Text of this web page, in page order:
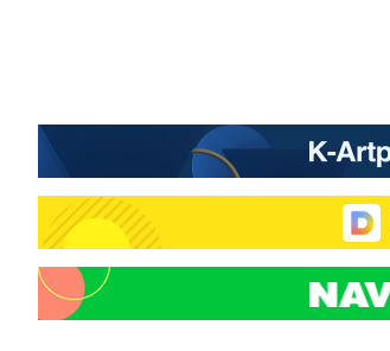
2시간 전 >강릉에 시간당 81.4㎜ 물폭탄…도로 잠
3시간 전 >
백운산서 80년근 천종산삼 9뿌리 발견
4시간 전 >남자 농구, 나고야 아시안게임서 '홈팀'
4시간 전 >여수 오동도 해상서 모터보트 전복…1
5시간 전 >
극한폭염 한풀 꺾이지만…'낮 최고 35
날씨]
6시간 전 >축구협회 "압수수색·성접대 논란 사과